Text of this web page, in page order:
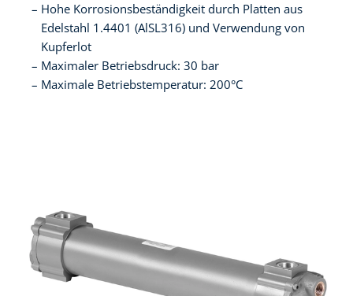
Hohe Korrosionsbeständigkeit durch Platten aus
Edelstahl 1.4401 (AlSL316) und Verwendung von
Kupferlot
Maximaler Betriebsdruck: 30 bar
Maximale Betriebstemperatur: 200°C